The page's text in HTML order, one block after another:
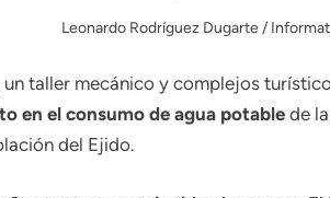
Leonardo Rodríguez Dugarte /
un taller mecánico y complejos
en el consumo de agua potable de
del Ejido.